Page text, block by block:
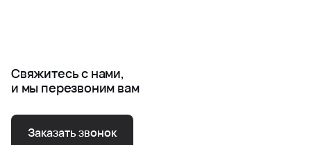
Свяжитесь с нами,
и мы перезвоним вам
Заказать звонок